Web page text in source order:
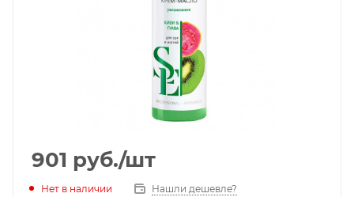
901 руб./шт
Нет в наличии Нашли дешевле?